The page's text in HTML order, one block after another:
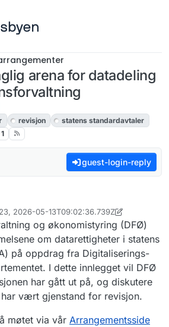
arena for datadeling
revisjon
statens standardavtaler
1
guest-login-reply
2026-05-13T09:02:36.739Z
og økonomistyring (DFØ)
om datarettigheter i statens
på oppdrag fra Digitaliserings-
I dette innlegget vil DFØ
har gått ut på, og diskutere
vært gjenstand for revisjon.
møtet via vår Arrangementsside